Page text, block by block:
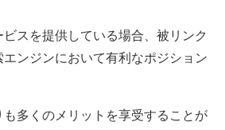
スを提供している場合、被リンク
ンジンにおいて有利なポジション
多くのメリットを享受することが